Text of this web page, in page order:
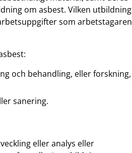
om asbest. Vilken utbildning
som arbetstagaren
och behandling, eller forskning,
sanering.
eller analys eller